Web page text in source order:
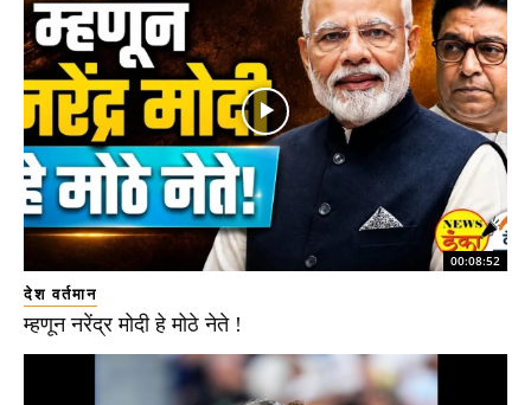
00:08:52
देश वर्तमान
म्हणून नरेंद्र मोदी हे मोठे नेते !